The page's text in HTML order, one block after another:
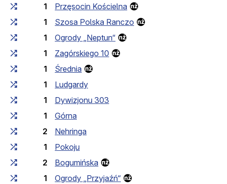
1
Przęsocin Kościelna
1
Szosa Polska Ranczo
1
Ogrody „Neptun“
1
Zagórskiego 10
1
Średnia
1
Ludgardy
1
Dywizjonu 303
1
Górna
2
Nehringa
1
Pokoju
2
Bogumińska
1
Ogrody „Przyjaźń“